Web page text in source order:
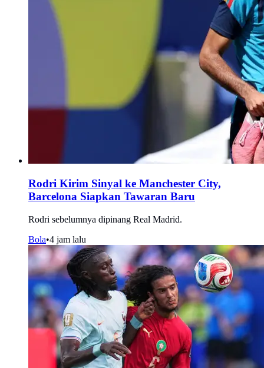
Rodri Kirim Sinyal ke Manchester City,
Barcelona Siapkan Tawaran Baru
Rodri sebelumnya dipinang Real Madrid.
Bola•4 jam lalu